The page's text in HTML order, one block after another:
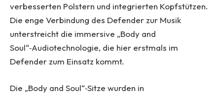
verbesserten Polstern und integrierten Kopfstützen.
Die enge Verbindung des Defender zur Musik
unterstreicht die immersive „Body and
Soul“‑Audiotechnologie, die hier erstmals im
Defender zum Einsatz kommt.
Die „Body and Soul“‑Sitze wurden in